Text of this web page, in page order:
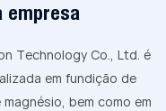
empresa
Technology Co., Ltd. é
em fundição de
bem como em